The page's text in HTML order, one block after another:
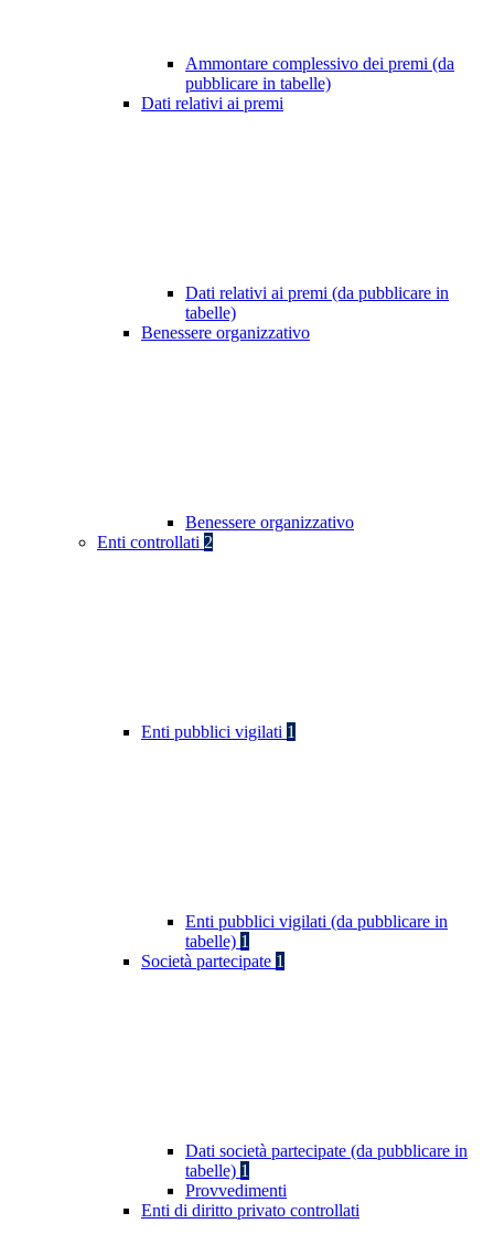
Ammontare complessivo dei premi (da
pubblicare in tabelle)
Dati relativi ai premi
Dati relativi ai premi (da pubblicare in
tabelle)
Benessere organizzativo
Benessere organizzativo
Enti controllati 2
Enti pubblici vigilati 1
Enti pubblici vigilati (da pubblicare in
tabelle) 1
Società partecipate 1
Dati società partecipate (da pubblicare in
tabelle) 1
Provvedimenti
Enti di diritto privato controllati